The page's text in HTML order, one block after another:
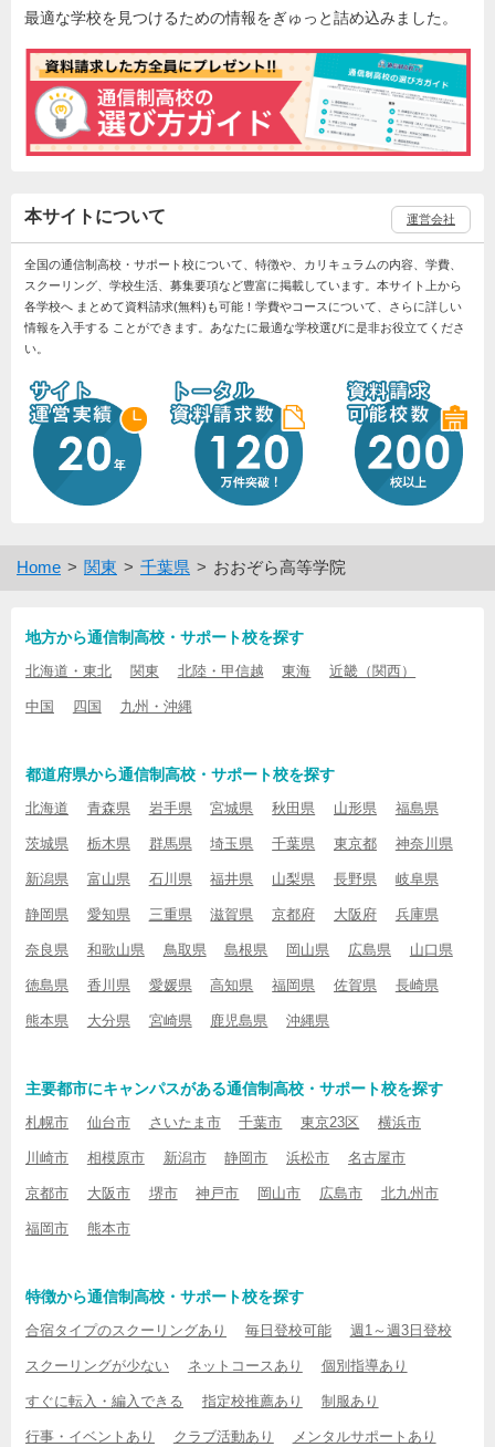
最適な学校を見つけるための情報をぎゅっと詰め込みました。
本サイトについて 運営会社
全国の通信制高校・サポート校について、特徴や、カリキュラムの内容、学費、
スクーリング、学校生活、募集要項など豊富に掲載しています。本サイト上から
各学校へ まとめて資料請求(無料)も可能！学費やコースについて、さらに詳しい
情報を入手する ことができます。あなたに最適な学校選びに是非お役立てくださ
い。
Home 関東 千葉県 おおぞら高等学院
地方から通信制高校・サポート校を探す
北海道・東北 関東 北陸・甲信越 東海 近畿（関西）
中国 四国 九州・沖縄
都道府県から通信制高校・サポート校を探す
北海道 青森県 岩手県 宮城県 秋田県 山形県 福島県
茨城県 栃木県 群馬県 埼玉県 千葉県 東京都 神奈川県
新潟県 富山県 石川県 福井県 山梨県 長野県 岐阜県
静岡県 愛知県 三重県 滋賀県 京都府 大阪府 兵庫県
奈良県 和歌山県 鳥取県 島根県 岡山県 広島県 山口県
徳島県 香川県 愛媛県 高知県 福岡県 佐賀県 長崎県
熊本県 大分県 宮崎県 鹿児島県 沖縄県
主要都市にキャンパスがある通信制高校・サポート校を探す
札幌市 仙台市 さいたま市 千葉市 東京23区 横浜市
川崎市 相模原市 新潟市 静岡市 浜松市 名古屋市
京都市 大阪市 堺市 神戸市 岡山市 広島市 北九州市
福岡市 熊本市
特徴から通信制高校・サポート校を探す
合宿タイプのスクーリングあり 毎日登校可能 週1～週3日登校
スクーリングが少ない ネットコースあり 個別指導あり
すぐに転入・編入できる 指定校推薦あり 制服あり
行事・イベントあり クラブ活動あり メンタルサポートあり